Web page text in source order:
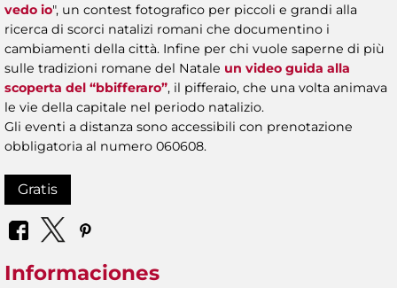
vedo io", un contest fotografico per piccoli e grandi alla
ricerca di scorci natalizi romani che documentino i
cambiamenti della città. Infine per chi vuole saperne di più
sulle tradizioni romane del Natale un video guida alla
scoperta del “bbifferaro”, il pifferaio, che una volta animava
le vie della capitale nel periodo natalizio.
Gli eventi a distanza sono accessibili con prenotazione
obbligatoria al numero 060608.
Gratis
Informaciones